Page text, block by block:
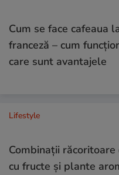
Cum se face cafeaua
franceză – cum
care sunt avantajele
Lifestyle
Combinaţii răcoritoare
cu fructe şi plante